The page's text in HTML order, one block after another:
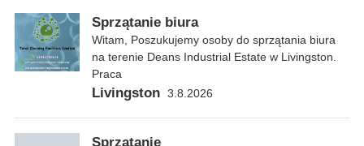
Sprzątanie biura
Witam, Poszukujemy osoby do sprzątania biura
na terenie Deans Industrial Estate w Livingston.
Praca
Livingston 3.8.2026
Sprzatanie